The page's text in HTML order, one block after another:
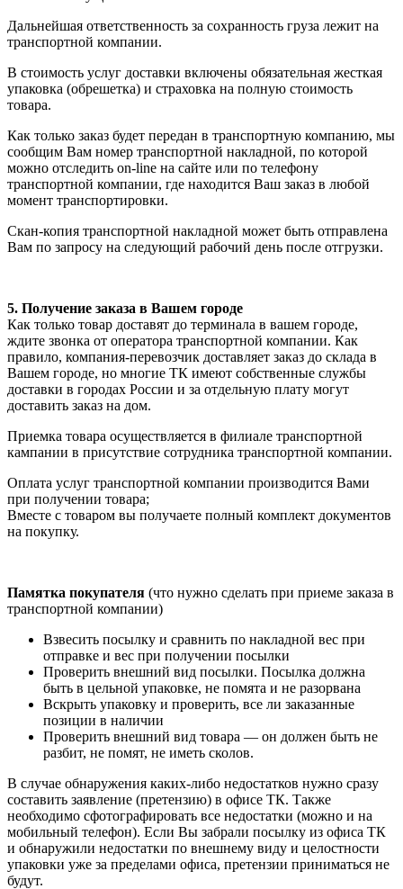
Дальнейшая ответственность за сохранность груза лежит на
транспортной компании.
В стоимость услуг доставки включены обязательная жесткая
упаковка (обрешетка) и страховка на полную стоимость
товара.
Как только заказ будет передан в транспортную компанию, мы
сообщим Вам номер транспортной накладной, по которой
можно отследить on-line на сайте или по телефону
транспортной компании, где находится Ваш заказ в любой
момент транспортировки.
Скан-копия транспортной накладной может быть отправлена
Вам по запросу на следующий рабочий день после отгрузки.
5. Получение заказа в Вашем городе
Как только товар доставят до терминала в вашем городе,
ждите звонка от оператора транспортной компании. Как
правило, компания-перевозчик доставляет заказ до склада в
Вашем городе, но многие ТК имеют собственные службы
доставки в городах России и за отдельную плату могут
доставить заказ на дом.
Приемка товара осуществляется в филиале транспортной
кампании в присутствие сотрудника транспортной компании.
Оплата услуг транспортной компании производится Вами
при получении товара;
Вместе с товаром вы получаете полный комплект документов
на покупку.
Памятка покупателя (что нужно сделать при приеме заказа в
транспортной компании)
Взвесить посылку и сравнить по накладной вес при
отправке и вес при получении посылки
Проверить внешний вид посылки. Посылка должна
быть в цельной упаковке, не помята и не разорвана
Вскрыть упаковку и проверить, все ли заказанные
позиции в наличии
Проверить внешний вид товара — он должен быть не
разбит, не помят, не иметь сколов.
В случае обнаружения каких-либо недостатков нужно сразу
составить заявление (претензию) в офисе ТК. Также
необходимо сфотографировать все недостатки (можно и на
мобильный телефон). Если Вы забрали посылку из офиса ТК
и обнаружили недостатки по внешнему виду и целостности
упаковки уже за пределами офиса, претензии приниматься не
будут.